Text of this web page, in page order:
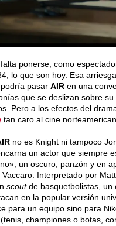
ponerse, como
lo que son hoy. Esa
pasar AIR en una
que se deslizan sobre
Pero a los efectos del
tan caro al cine
no es Knight ni tampoco
un actor que siempre
un oscuro, panzón y en
Vaccaro. Interpretado por
scoutde basquetbolistas, un
en la popular versión
para un equipo sino para
championes o botas,